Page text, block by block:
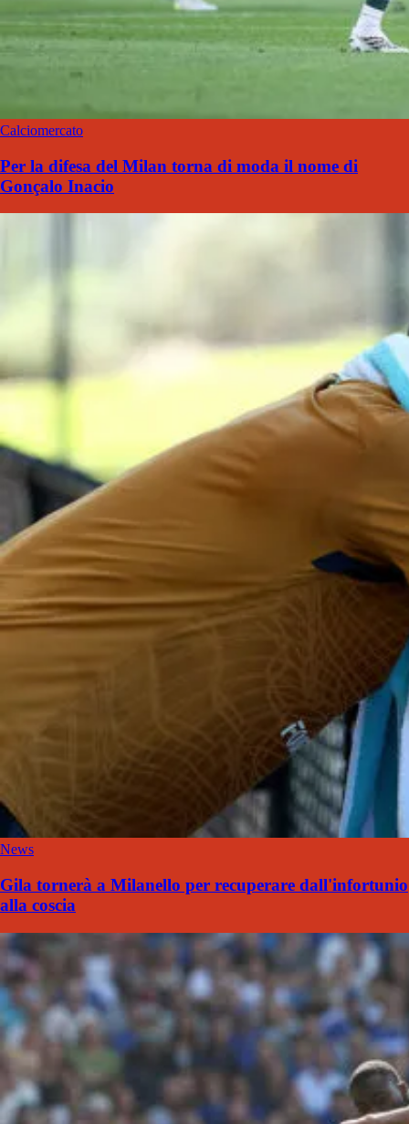
Calciomercato
Per la difesa del Milan torna di moda il nome di
Gonçalo Inacio
News
Gila tornerà a Milanello per recuperare dall'infortunio
alla coscia